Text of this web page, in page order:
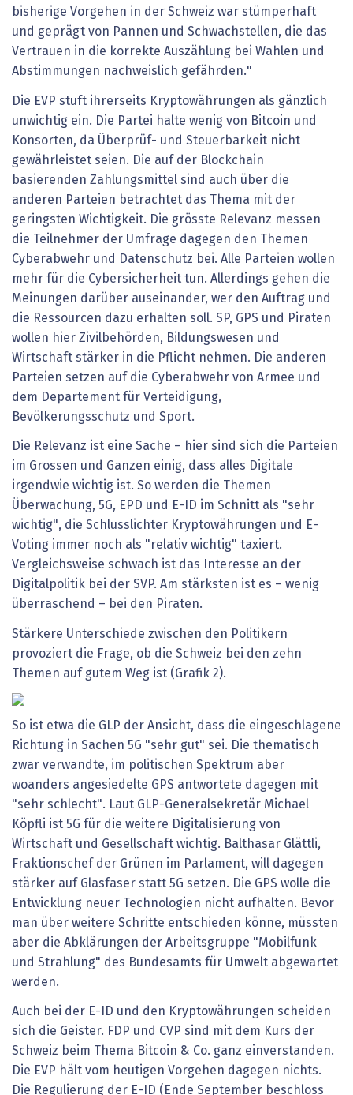
bisherige Vorgehen in der Schweiz war stümperhaft
und geprägt von Pannen und Schwachstellen, die das
Vertrauen in die korrekte Auszählung bei Wahlen und
Abstimmungen nachweislich gefährden."
Die EVP stuft ihrerseits Kryptowährungen als gänzlich
unwichtig ein. Die Partei halte wenig von Bitcoin und
Konsorten, da Überprüf- und Steuerbarkeit nicht
gewährleistet seien. Die auf der Blockchain
basierenden Zahlungsmittel sind auch über die
anderen Parteien betrachtet das Thema mit der
geringsten Wichtigkeit. Die grösste Relevanz messen
die Teilnehmer der Umfrage dagegen den Themen
Cyberabwehr und Datenschutz bei. Alle Parteien wollen
mehr für die Cybersicherheit tun. Allerdings gehen die
Meinungen darüber auseinander, wer den Auftrag und
die Ressourcen dazu erhalten soll. SP, GPS und Piraten
wollen hier Zivilbehörden, Bildungswesen und
Wirtschaft stärker in die Pflicht nehmen. Die anderen
Parteien setzen auf die Cyberabwehr von Armee und
dem Departement für Verteidigung,
Bevölkerungsschutz und Sport.
Die Relevanz ist eine Sache – hier sind sich die Parteien
im Grossen und Ganzen einig, dass alles Digitale
irgendwie wichtig ist. So werden die Themen
Überwachung, 5G, EPD und E-ID im Schnitt als "sehr
wichtig", die Schlusslichter Kryptowährungen und E-
Voting immer noch als "relativ wichtig" taxiert.
Vergleichsweise schwach ist das Interesse an der
Digitalpolitik bei der SVP. Am stärksten ist es – wenig
überraschend – bei den Piraten.
Stärkere Unterschiede zwischen den Politikern
provoziert die Frage, ob die Schweiz bei den zehn
Themen auf gutem Weg ist (Grafik 2).
So ist etwa die GLP der Ansicht, dass die eingeschlagene
Richtung in Sachen 5G "sehr gut" sei. Die thematisch
zwar verwandte, im politischen Spektrum aber
woanders angesiedelte GPS antwortete dagegen mit
"sehr schlecht". Laut GLP-Generalsekretär Michael
Köpfli ist 5G für die weitere Digitalisierung von
Wirtschaft und Gesellschaft wichtig. Balthasar Glättli,
Fraktionschef der Grünen im Parlament, will dagegen
stärker auf Glasfaser statt 5G setzen. Die GPS wolle die
Entwicklung neuer Technologien nicht aufhalten. Bevor
man über weitere Schritte entschieden könne, müssten
aber die Abklärungen der Arbeitsgruppe "Mobilfunk
und Strahlung" des Bundesamts für Umwelt abgewartet
werden.
Auch bei der E-ID und den Kryptowährungen scheiden
sich die Geister. FDP und CVP sind mit dem Kurs der
Schweiz beim Thema Bitcoin & Co. ganz einverstanden.
Die EVP hält vom heutigen Vorgehen dagegen nichts.
Die Regulierung der E-ID (Ende September beschloss